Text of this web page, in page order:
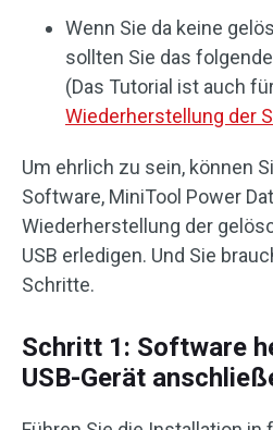
Wenn Sie da keine
sollten Sie das
(Das Tutorial ist auch
Wiederherstellung der
Um ehrlich zu sein, können
Software, MiniTool Power
Wiederherstellung der
USB erledigen. Und Sie
Schritte.
Schritt 1: Software
USB-Gerät